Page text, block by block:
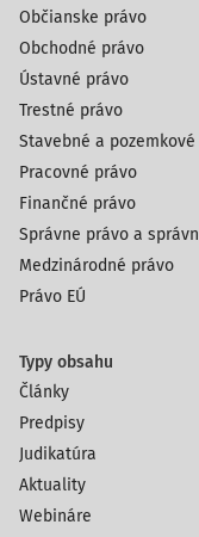
Občianske právo
Obchodné právo
Ústavné právo
Trestné právo
Stavebné a
Pracovné právo
Finančné právo
Správne právo a
Medzinárodné právo
Právo EÚ
Typy obsahu
Články
Predpisy
Judikatúra
Aktuality
Webináre